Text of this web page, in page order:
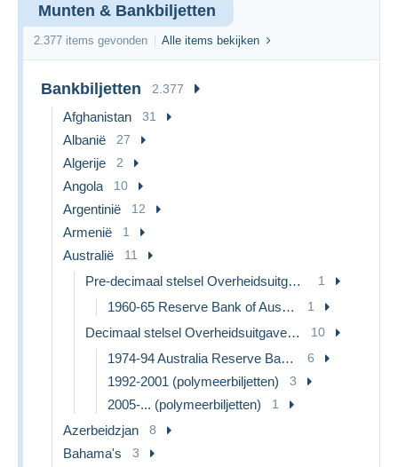
Munten & Bankbiljetten
2.377 items gevonden Alle items bekijken
Bankbiljetten 2.377
Afghanistan 31
Albanië 27
Algerije 2
Angola 10
Argentinië 12
Armenië 1
Australië 11
Pre-decimaal stelsel Overheidsuitgave 1913-1965 1
1960-65 Reserve Bank of Australia 1
Decimaal stelsel Overheidsuitgave 1966-... 10
1974-94 Australia Reserve Bank (paper notes) 6
1992-2001 (polymeerbiljetten) 3
2005-... (polymeerbiljetten) 1
Azerbeidzjan 8
Bahama's 3